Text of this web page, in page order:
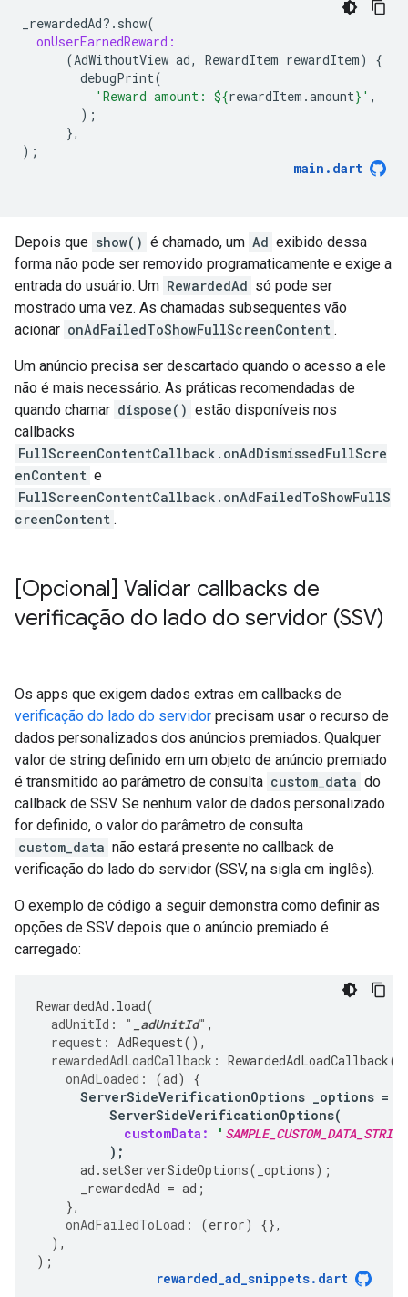
_rewardedAd? . show(
onUserEarnedReward:
(AdWithoutView ad, RewardItem rewardItem)
{
debugPrint(
'Reward amount: ${rewardItem .amount} ' ,
);
},
);
main . dart
Depois que show() é chamado, um Ad exibido dessa
forma não pode ser removido programaticamente e exige a
entrada do usuário. Um RewardedAd só pode ser
mostrado uma vez. As chamadas subsequentes vão
acionar onAdFailedToShowFullScreenContent .
Um anúncio precisa ser descartado quando o acesso a ele
não é mais necessário. As práticas recomendadas de
quando chamar dispose() estão disponíveis nos
callbacks
FullScreenContentCallback.onAdDismissedFullScre
enContent e
FullScreenContentCallback.onAdFailedToShowFullS
creenContent .
[Opcional] Validar callbacks de
verificação do lado do servidor (SSV)
Os apps que exigem dados extras em callbacks de
verificação do lado do servidor precisam usar o recurso de
dados personalizados dos anúncios premiados. Qualquer
valor de string definido em um objeto de anúncio premiado
é transmitido ao parâmetro de consulta custom_data do
callback de SSV. Se nenhum valor de dados personalizado
for definido, o valor do parâmetro de consulta
custom_data não estará presente no callback de
verificação do lado do servidor (SSV, na sigla em inglês).
O exemplo de código a seguir demonstra como definir as
opções de SSV depois que o anúncio premiado é
carregado:
RewardedAd . load(
adUnitId:
" _adUnitId" ,
request: AdRequest(),
rewardedAdLoadCallback: RewardedAdLoadCallback(
onAdLoaded:
(ad)
{
ServerSideVerificationOptions
_options =
ServerSideVerificationOptions(
customData:
' SAMPLE_CUSTOM_DATA_STRING
);
ad . setServerSideOptions( _options);
_rewardedAd = ad ;
},
onAdFailedToLoad:
(error)
{},
),
);
rewarded_ad_snippets. dart